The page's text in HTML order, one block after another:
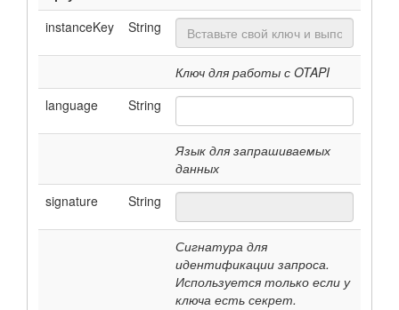
instanceKey
String
Ключ для работы с OTAPI
language
String
Язык для запрашиваемых
данных
signature
String
Сигнатура для
идентификации запроса.
Используется только если у
ключа есть секрет.